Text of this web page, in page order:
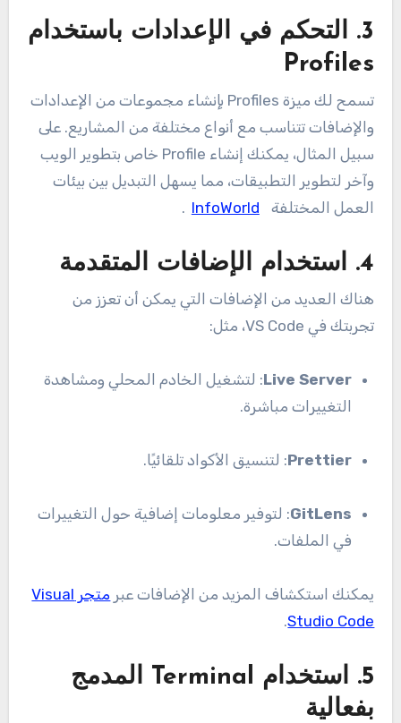
3. التحكم في الإعدادات باستخدام
Profiles
تسمح لك ميزة Profiles بإنشاء مجموعات من الإعدادات
والإضافات تتناسب مع أنواع مختلفة من المشاريع. على
سبيل المثال، يمكنك إنشاء Profile خاص بتطوير الويب
وآخر لتطوير التطبيقات، مما يسهل التبديل بين بيئات
العمل المختلفة
InfoWorld
.
4. استخدام الإضافات المتقدمة
هناك العديد من الإضافات التي يمكن أن تعزز من
تجربتك في VS Code، مثل:
Live Server : لتشغيل الخادم المحلي ومشاهدة
التغييرات مباشرة.
Prettier : لتنسيق الأكواد تلقائيًا.
GitLens
: لتوفير معلومات إضافية حول التغييرات
في الملفات.
يمكنك استكشاف المزيد من الإضافات عبر
متجر Visual
Studio Code
.
5.
استخدام Terminal المدمج
بفعالية